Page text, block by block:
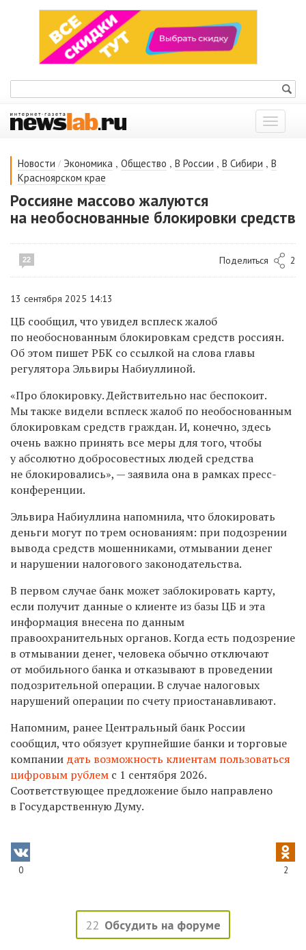
Показать
меню
Новости / Экономика , Общество , В России , В Сибири , В
Красноярском крае
Россияне массово жалуются
на необоснованные блокировки средств
22 Поделиться 2
13 сентября 2025 14:13
ЦБ сообщил, что увидел всплеск жалоб
по необоснованным блокировкам средств россиян.
Об этом пишет РБК со ссылкой на слова главы
регулятора Эльвиры Набиуллиной.
«Про блокировку. Действительно нас беспокоит.
Мы также видели всплеск жалоб по необоснованным
блокировкам средств граждан. И, конечно, здесь
очень важно принять все меры для того, чтобы
у абсолютно добросовестных людей средства
не блокировались», — заявила она в рамках пресс-
конференции.
Эльвира Набиуллина напомнила, что блокировать
деньги могут по трем основаниям: при подозрении
вывода средств мошенниками, отмывании денег
и нарушении налогового законодательства.
В первом случае банк может заблокировать карту,
если получит данные о клиенте из базы ЦБ и эта
информация внесена по данным
правоохранительных органов. Когда есть подозрение
в отмывании денег, человека обычно отключают
от мобильного банка и отказывают в проведении
подозрительной операции. В случае налоговых
нарушений операции по счету приостанавливают.
Напомним, ранее Центральный банк России
сообщил, что обязует крупнейшие банки и торговые
компании дать возможность клиентам пользоваться
цифровым рублем с 1 сентября 2026.
Соответствующее предложение было направлено
в Государственную Думу.
0 2
22 Обсудить на форуме